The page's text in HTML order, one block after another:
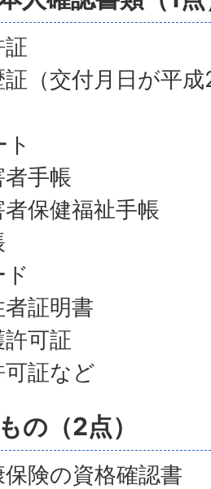
証
証（交付月日が平
手帳
保健福祉手帳
証明書
可証
証など
の（2点）
険の資格確認書